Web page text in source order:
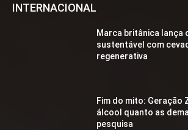
INTERNACIONAL
Marca britânica lança
sustentável com
regenerativa
Fim do mito: Geração
álcool quanto as
pesquisa